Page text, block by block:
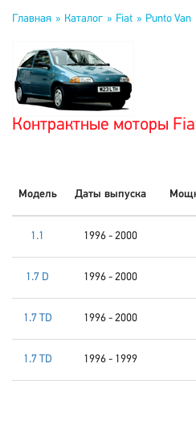
Главная Каталог Fiat Punto Van
Контрактные моторы
Модель Даты выпуска
1.1 1996 - 2000
1.7 D 1996 - 2000
1.7 TD 1996 - 2000
1.7 TD 1996 - 1999